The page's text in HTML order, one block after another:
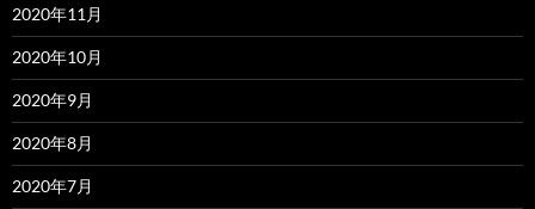
2020年11月
2020年10月
2020年9月
2020年8月
2020年7月